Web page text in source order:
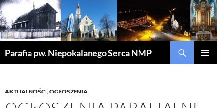
Parafia pw. Niepokalanego Serca NMP
AKTUALNOŚCI,OGŁOSZENIA